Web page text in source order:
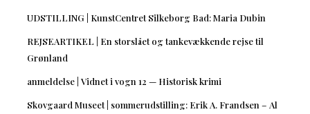
UDSTILLING | KunstCentret Silkeborg Bad: Maria Dubin
REJSEARTIKEL | En storslået og tankevækkende rejse til
Grønland
anmeldelse | Vidnet i vogn 12 — Historisk krimi
Skovgaard Museet | sommerudstilling: Erik A. Frandsen – Al